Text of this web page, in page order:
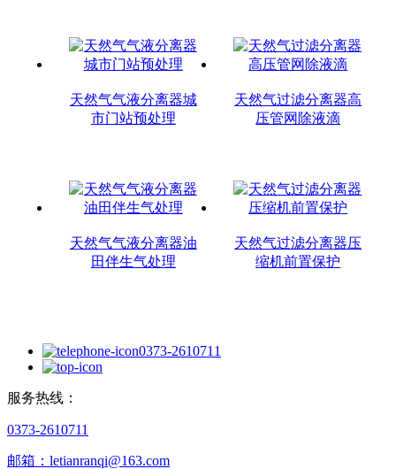
天然气气液分离器城
市门站预处理
天然气过滤分离器高
压管网除液滴
天然气气液分离器油
田伴生气处理
天然气过滤分离器压
缩机前置保护
0373-2610711
服务热线：
0373-2610711
邮箱：letianranqi@163.com